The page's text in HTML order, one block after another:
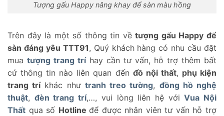
Tượng gấu Happy nâng khay để sàn màu hồng
Trên đây là một số thông tin vềtượng gấu Happy để
sàn đáng yêu TTT91, Quý khách hàng có nhu cầu đặt
mua tượng trang tríhay cần tư vấn, hỗ trợ thêm bất
cứ thông tin nào liên quan đến đồ nội thất, phụ kiện
trang tríkhác như tranh treo tường, đồng hồ nghệ
thuật, đèn trang trí,…, vui lòng liên hệ vớiVua Nội
Thất qua số Hotlineđể được nhân viên tư vấn hỗ trợ